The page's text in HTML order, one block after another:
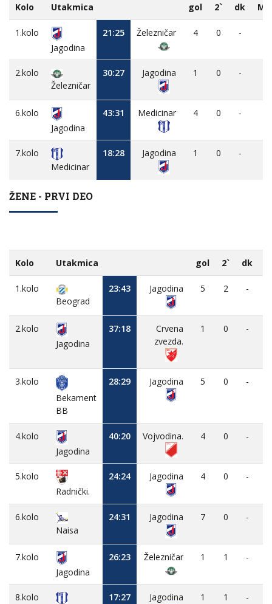
Kolo Utakmica gol 2` dk
1.kolo
Jagodina
21:25 Železničar 4 0 -
2.kolo
Železničar
30:27 Jagodina 1 0 -
6.kolo
Jagodina
43:31 Medicinar 4 0 -
7.kolo
Medicinar
18:28 Jagodina 1 0 -
ŽENE - PRVI DEO
Kolo Utakmica gol 2` dk
1.kolo
Beograd
23:43 Jagodina 5 2 -
2.kolo
Jagodina
37:18
Crvena
zvezda.
1 0 -
3.kolo
Bekament
BB
28:29 Jagodina 5 0 -
4.kolo
Jagodina
40:20 Vojvodina. 4 0 -
5.kolo
Radnički.
24:24 Jagodina 4 0 -
6.kolo
Naisa
24:31 Jagodina 7 0 -
7.kolo
Jagodina
26:23 Železničar 1 1 -
8.kolo
17:27 Jagodina 1 1 -